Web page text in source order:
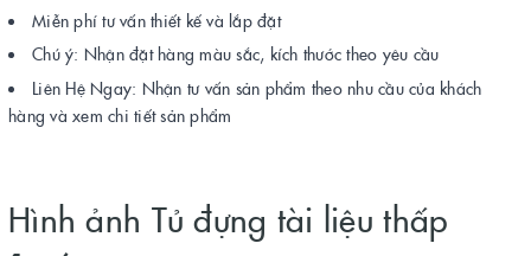
Miễn phí tư vấn thiết kế và lắp đặt
Chú ý: Nhận đặt hàng màu sắc, kích thước theo yêu cầu
Liên Hệ Ngay: Nhận tư vấn sản phẩm theo nhu cầu của khách
hàng và xem chi tiết sản phẩm
Hình ảnh Tủ đựng tài liệu thấp